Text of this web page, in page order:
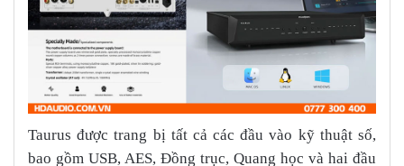
Taurus được trang bị tất cả các đầu vào kỹ thuật số,
bao gồm USB, AES, Đồng trục, Quang học và hai đầu